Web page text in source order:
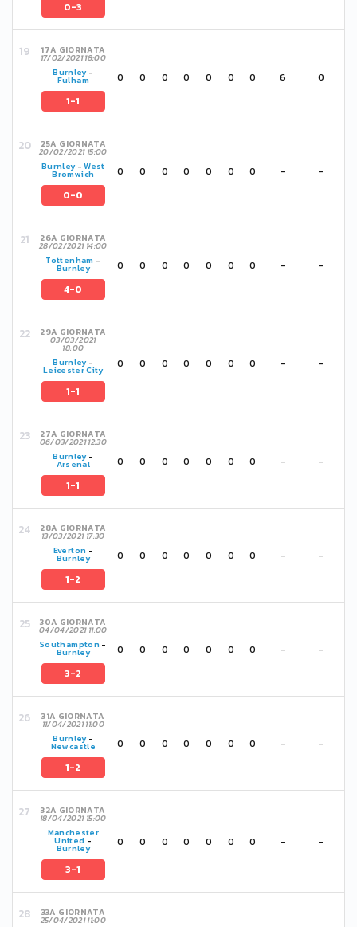
0-3
17A GIORNATA
17/02/2021 18:00
Burnley-
Fulham
1-1
0 0 0 0 0 0 0 6 0
25A GIORNATA
20/02/2021 15:00
Burnley-West
Bromwich
0-0
0 0 0 0 0 0 0 - -
26A GIORNATA
28/02/2021 14:00
Tottenham -
Burnley
4-0
0 0 0 0 0 0 0 - -
29A GIORNATA
03/03/2021
18:00
Burnley-
Leicester City
1-1
0 0 0 0 0 0 0 - -
27A GIORNATA
06/03/2021 12:30
Burnley-
Arsenal
1-1
0 0 0 0 0 0 0 - -
28A GIORNATA
13/03/2021 17:30
Everton -
Burnley
1-2
0 0 0 0 0 0 0 - -
30A GIORNATA
04/04/2021 11:00
Southampton-
Burnley
3-2
0 0 0 0 0 0 0 - -
31A GIORNATA
11/04/2021 11:00
Burnley-
Newcastle
1-2
0 0 0 0 0 0 0 - -
32A GIORNATA
18/04/2021 15:00
Manchester
United -
Burnley
3-1
0 0 0 0 0 0 0 - -
33A GIORNATA
25/04/2021 11:00